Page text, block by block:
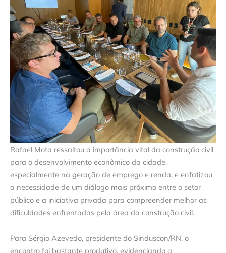
Rafael Mota ressaltou a importância vital da construção civil
para o desenvolvimento econômico da cidade,
especialmente na geração de emprego e renda, e enfatizou
a necessidade de um diálogo mais próximo entre o setor
público e a iniciativa privada para compreender melhor as
dificuldades enfrentadas pela área da construção civil.
Para Sérgio Azevedo, presidente do Sinduscon/RN, o
encontro foi bastante produtivo, evidenciando a